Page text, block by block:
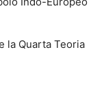
la Quarta Teoria